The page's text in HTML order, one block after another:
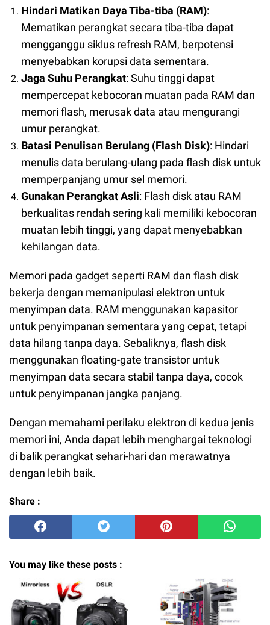
Hindari Matikan Daya Tiba-tiba (RAM):
Mematikan perangkat secara tiba-tiba dapat
mengganggu siklus refresh RAM, berpotensi
menyebabkan korupsi data sementara.
Jaga Suhu Perangkat: Suhu tinggi dapat
mempercepat kebocoran muatan pada RAM dan
memori flash, merusak data atau mengurangi
umur perangkat.
Batasi Penulisan Berulang (Flash Disk): Hindari
menulis data berulang-ulang pada flash disk untuk
memperpanjang umur sel memori.
Gunakan Perangkat Asli: Flash disk atau RAM
berkualitas rendah sering kali memiliki kebocoran
muatan lebih tinggi, yang dapat menyebabkan
kehilangan data.
Memori pada gadget seperti RAM dan flash disk
bekerja dengan memanipulasi elektron untuk
menyimpan data. RAM menggunakan kapasitor
untuk penyimpanan sementara yang cepat, tetapi
data hilang tanpa daya. Sebaliknya, flash disk
menggunakan floating-gate transistor untuk
menyimpan data secara stabil tanpa daya, cocok
untuk penyimpanan jangka panjang.
Dengan memahami perilaku elektron di kedua jenis
memori ini, Anda dapat lebih menghargai teknologi
di balik perangkat sehari-hari dan merawatnya
dengan lebih baik.
Share :
You may like these posts :